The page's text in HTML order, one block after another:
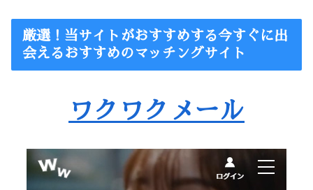
厳選！当サイトがおすすめする今すぐに出
会えるおすすめのマッチングサイト
ワクワクメール